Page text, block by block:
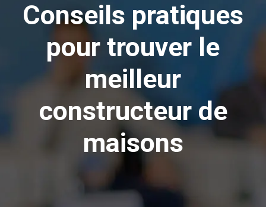
Conseils pratiques
pour trouver le
meilleur
constructeur de
maisons